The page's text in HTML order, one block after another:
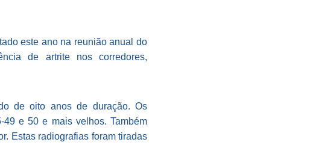
este ano na reunião anual do
de artrite nos corredores,
de oito anos de duração. Os
e 50 e mais velhos. Também
Estas radiografias foram tiradas